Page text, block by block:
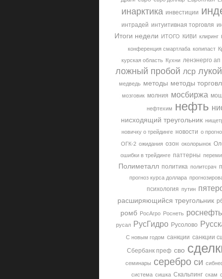
инарктика инвестиции
интрадей интуитивная торговля
Итоги недели ИТОГО КИВИ клиринг
конференция смартлаба копипаст
курская область Кухни ленэнерго ап
ложный пробой лср
медведь методы методы
мозговик молния мосбиржа
нефтехим нефть
нисходящий треугольник
новичку о трейдинге новости о
ОГК-2 ожидания озон околорынок
ошибки в трейдинге паттерны
Полиметалл политика политсрач
прогноз курса доллара
психология путин
расширяющийся треугольник
ромб РосАгро Роснеть роснефть
русал РусГидро Русолово
С новым годом санкции санкции
Сбербанк преф сво
семинары серебро си
система сишка Скальпинг скам